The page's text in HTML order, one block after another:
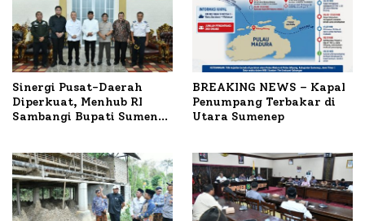
Sinergi Pusat-Daerah
Diperkuat, Menhub RI
Sambangi Bupati Sumenep
BREAKING NEWS – Kapal
Penumpang Terbakar di
Utara Sumenep